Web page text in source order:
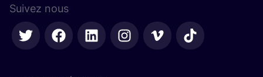
Suivez nous